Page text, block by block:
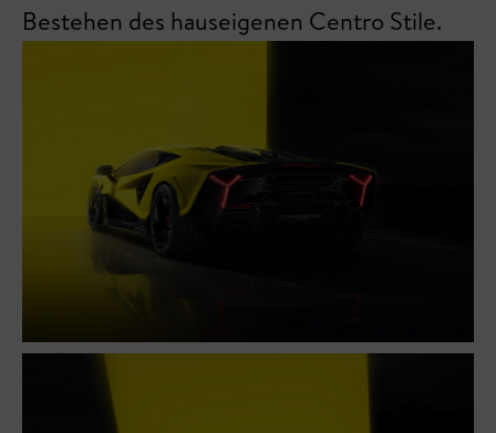
Bestehen des hauseigenen Centro Stile.